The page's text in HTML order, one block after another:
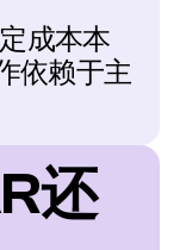
成本本
依赖于主
还